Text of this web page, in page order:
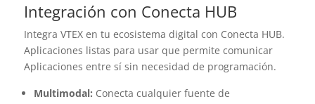
Integración con Conecta HUB
Integra VTEX en tu ecosistema digital con Conecta HUB.
Aplicaciones listas para usar que permite comunicar
Aplicaciones entre sí sin necesidad de programación.
Multimodal: Conecta cualquier fuente de